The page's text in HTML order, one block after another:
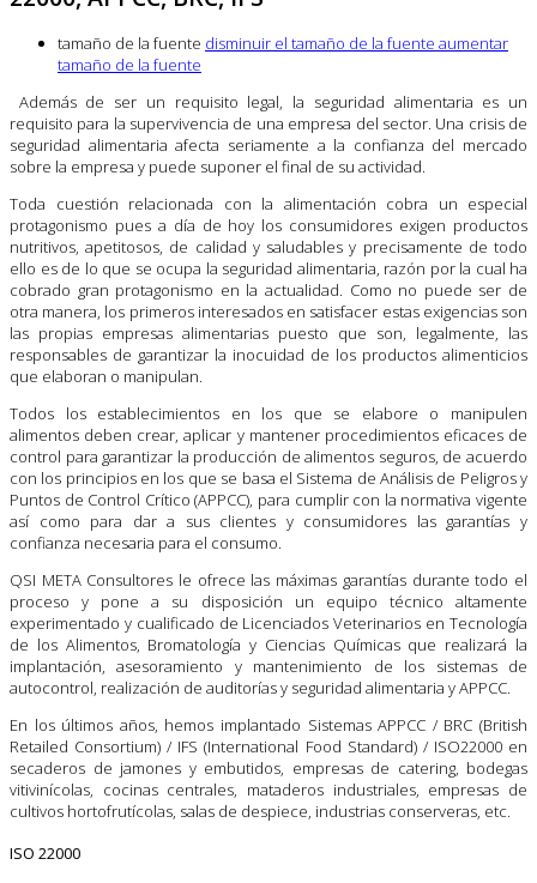
tamaño de la fuente disminuir el tamaño de la fuente aumentar
tamaño de la fuente
Además de ser un requisito legal, la seguridad alimentaria es un
requisito para la supervivencia de una empresa del sector. Una crisis de
seguridad alimentaria afecta seriamente a la confianza del mercado
sobre la empresa y puede suponer el final de su actividad.
Toda cuestión relacionada con la alimentación cobra un especial
protagonismo pues a día de hoy los consumidores exigen productos
nutritivos, apetitosos, de calidad y saludables y precisamente de todo
ello es de lo que se ocupa la seguridad alimentaria, razón por la cual ha
cobrado gran protagonismo en la actualidad. Como no puede ser de
otra manera, los primeros interesados en satisfacer estas exigencias son
las propias empresas alimentarias puesto que son, legalmente, las
responsables de garantizar la inocuidad de los productos alimenticios
que elaboran o manipulan.
Todos los establecimientos en los que se elabore o manipulen
alimentos deben crear, aplicar y mantener procedimientos eficaces de
control para garantizar la producción de alimentos seguros, de acuerdo
con los principios en los que se basa el Sistema de Análisis de Peligros y
Puntos de Control Crítico (APPCC), para cumplir con la normativa vigente
así como para dar a sus clientes y consumidores las garantías y
confianza necesaria para el consumo.
QSI META Consultores le ofrece las máximas garantías durante todo el
proceso y pone a su disposición un equipo técnico altamente
experimentado y cualificado de Licenciados Veterinarios en Tecnología
de los Alimentos, Bromatología y Ciencias Químicas que realizará la
implantación, asesoramiento y mantenimiento de los sistemas de
autocontrol, realización de auditorías y seguridad alimentaria y APPCC.
En los últimos años, hemos implantado Sistemas APPCC / BRC (British
Retailed Consortium) / IFS (International Food Standard) / ISO22000 en
secaderos de jamones y embutidos, empresas de catering, bodegas
vitivinícolas, cocinas centrales, mataderos industriales, empresas de
cultivos hortofrutícolas, salas de despiece, industrias conserveras, etc.
ISO 22000